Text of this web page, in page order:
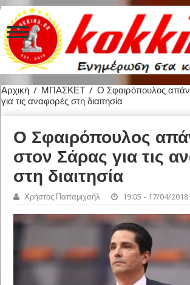
Αρχική / ΜΠΑΣΚΕΤ / Ο Σφαιρόπουλος
για τις αναφορές στη διαιτησία
Ο Σφαιρόπουλος
στον Σάρας για τις
στη διαιτησία
Χρήστος Παπαμιχαήλ 19:05 - 17/04/2018